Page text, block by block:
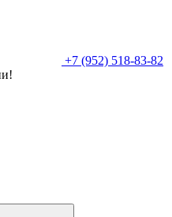
+7 (952) 518-83-82